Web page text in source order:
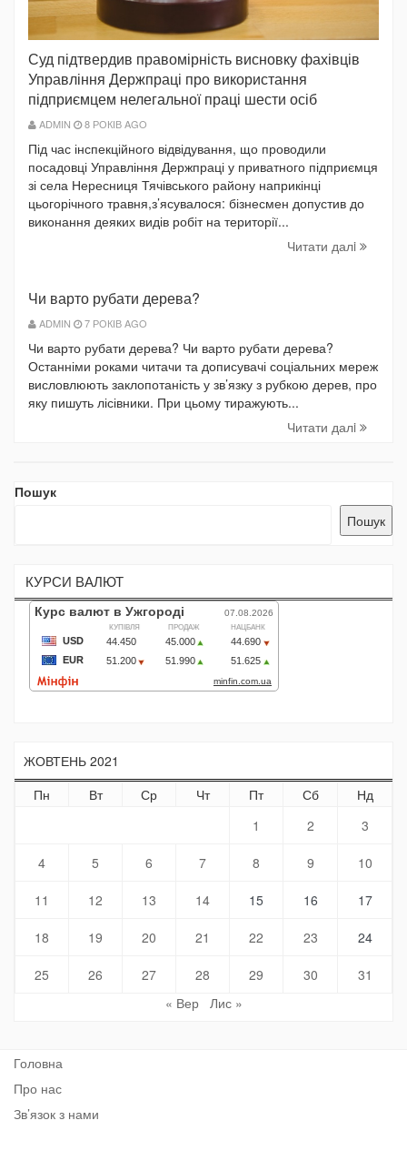
Суд підтвердив правомірність висновку фахівців
Управління Держпраці про використання
підприємцем нелегальної праці шести осіб
ADMIN 8 РОКІВ AGO
Під час інспекційного відвідування, що проводили
посадовці Управління Держпраці у приватного підприємця
зі села Нересниця Тячівського району наприкінці
цьогорічного травня,з’ясувалося: бізнесмен допустив до
виконання деяких видів робіт на території...
Читати далi
Чи варто рубати дерева?
ADMIN 7 РОКІВ AGO
Чи варто рубати дерева? Чи варто рубати дерева?
Останніми роками читачи та дописувачі соціальних мереж
висловлюють заклопотаність у зв’язку з рубкою дерев, про
яку пишуть лісівники. При цьому тиражують...
Читати далi
Пошук
Пошук
КУРСИ ВАЛЮТ
ЖОВТЕНЬ 2021
Пн
Вт Ср Чт Пт Сб
Нд
1
2 3
4 5 6 7 8 9 10
11 12 13 14 15 16 17
18 19 20 21 22 23 24
25 26 27 28 29 30
31
« Вер
Лис »
Головна
Про нас
Зв’язок з нами